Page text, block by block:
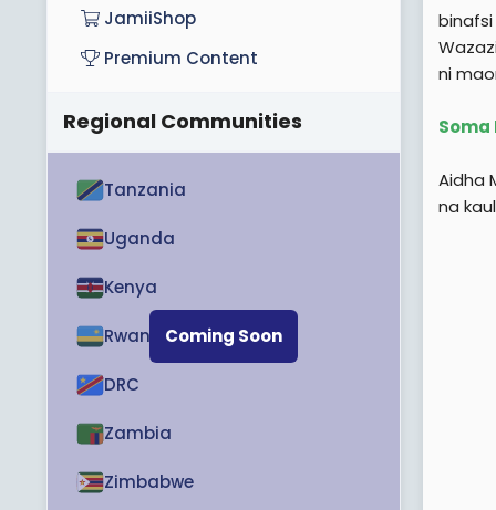
binafsi
ni
Soma
Aidha
na
JamiiShop
Premium Content
Regional Communities
Coming Soon
Tanzania
Uganda
Kenya
Rwanda
DRC
Zambia
Zimbabwe